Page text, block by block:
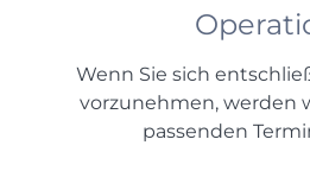
Wenn Sie sich
vorzunehmen, werden
passenden